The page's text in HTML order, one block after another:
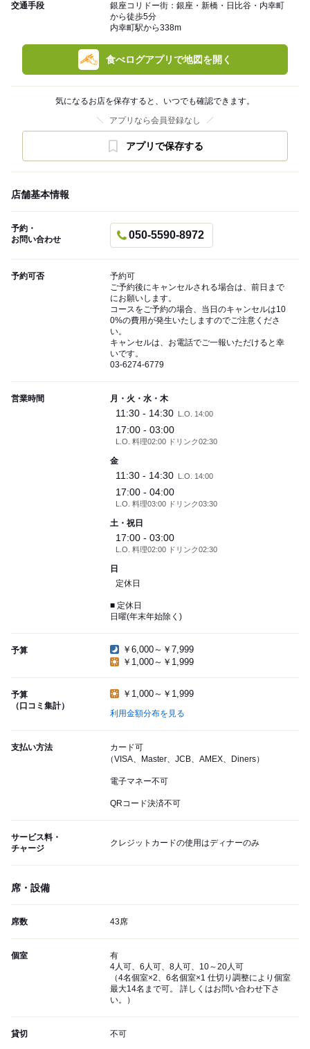
交通手段
銀座コリドー街：銀座・新橋・日比谷・内幸町
から徒歩5分
内幸町駅から338m
食べログアプリで地図を開く
気になるお店を保存すると、いつでも確認できます。
アプリなら会員登録なし
アプリで保存する
店舗基本情報
予約・
お問い合わせ
050-5590-8972
予約可否
予約可
ご予約後にキャンセルされる場合は、前日まで
にお願いします。
コースをご予約の場合、当日のキャンセルは10
0%の費用が発生いたしますのでご注意くださ
い。
キャンセルは、お電話でご一報いただけると幸
いです。
03-6274-6779
営業時間 月・火・水・木
11:30 - 14:30 L.O. 14:00
17:00 - 03:00
L.O. 料理02:00 ドリンク02:30
金
11:30 - 14:30 L.O. 14:00
17:00 - 04:00
L.O. 料理03:00 ドリンク03:30
土・祝日
17:00 - 03:00
L.O. 料理02:00 ドリンク02:30
日
定休日
■ 定休日
日曜(年末年始除く)
予算
￥6,000～￥7,999
￥1,000～￥1,999
予算
（口コミ集計）
￥1,000～￥1,999
利用金額分布を見る
支払い方法
カード可
（VISA、Master、JCB、AMEX、Diners）
電子マネー不可
QRコード決済不可
サービス料・
チャージ
クレジットカードの使用はディナーのみ
席・設備
席数 43席
個室
有
4人可、6人可、8人可、10～20人可
（4名個室×2、6名個室×1 仕切り調整により個室
最大14名まで可。 詳しくはお問い合わせ下さ
い。）
貸切 不可